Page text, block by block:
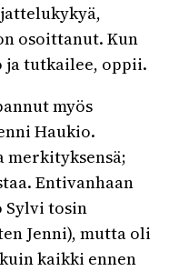
osoittanut. Kun
ja tutkailee, oppii.
myös
Haukio.
merkityksensä;
Entivanhaan
Sylvi tosin
Jenni), mutta oli
kaikki ennen